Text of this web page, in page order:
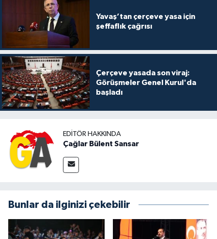
Yavaş’tan çerçeve yasa için
şeffaflık çağrısı
Çerçeve yasada son viraj:
Görüşmeler Genel Kurul'da
başladı
EDITÖR HAKKINDA
Çağlar Bülent Sansar
Bunlar da ilginizi çekebilir